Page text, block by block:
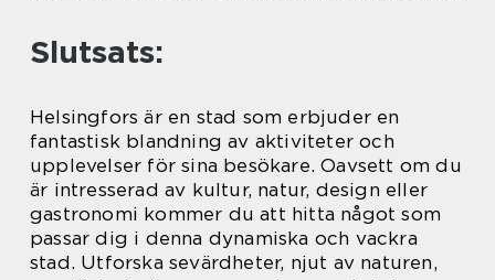
Slutsats:
Helsingfors är en stad som erbjuder en
fantastisk blandning av aktiviteter och
upplevelser för sina besökare. Oavsett om du
är intresserad av kultur, natur, design eller
gastronomi kommer du att hitta något som
passar dig i denna dynamiska och vackra
stad. Utforska sevärdheter, njut av naturen,